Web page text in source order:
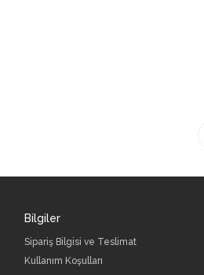
Bilgiler
Sipariş Bilgisi ve Teslimat
Kullanım Koşulları